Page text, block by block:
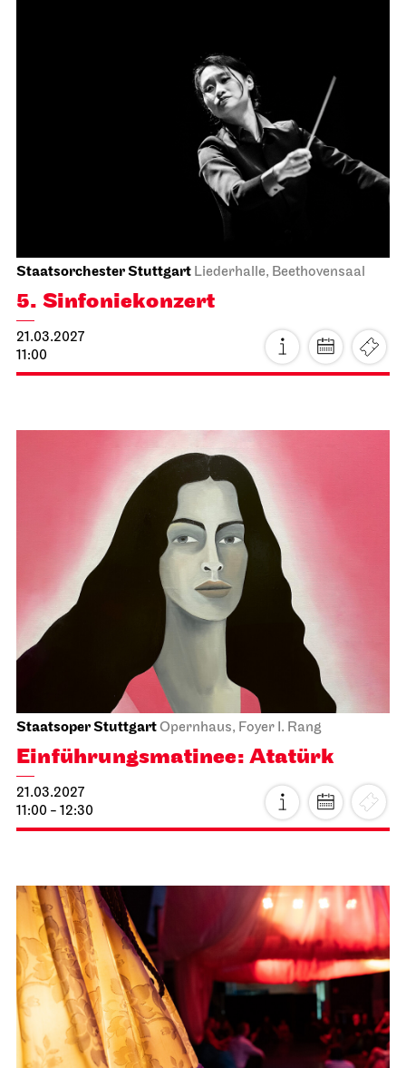
Staatsorchester Stuttgart Liederhalle, Beethovensaal
5. Sinfonie­konzert
21.03.2027
11:00
Staatsoper StuttgartOpernhaus, Foyer I. Rang
Einführungs­matinee: Atatürk
21.03.2027
11:00 - 12:30